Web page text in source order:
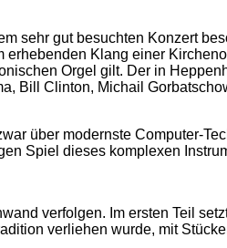
sehr gut besuchten Konzert
Klang einer
Orgel gilt. Der in
Bill Clinton, Michail
über modernste Computer-
Spiel dieses komplexen
verfolgen. Im ersten Teil
verliehen wurde, mit